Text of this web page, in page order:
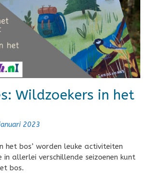
Wildzoekers in het
2023
het bos’ worden leuke activiteiten
in allerlei verschillende seizoenen kunt
bos.